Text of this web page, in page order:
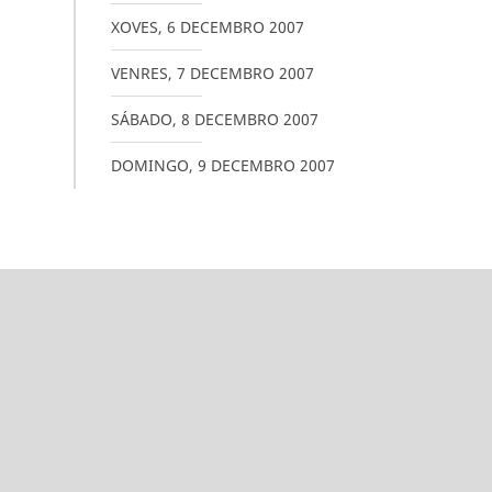
XOVES, 6 DECEMBRO 2007
VENRES, 7 DECEMBRO 2007
SÁBADO, 8 DECEMBRO 2007
DOMINGO, 9 DECEMBRO 2007